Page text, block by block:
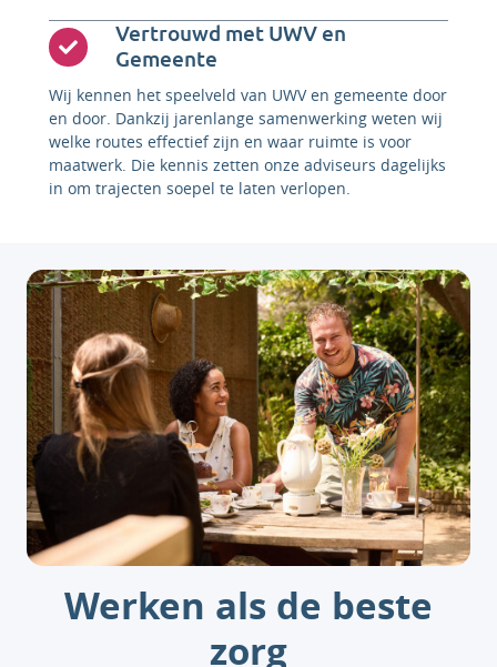
Vertrouwd met UWV en
Gemeente
Wij kennen het speelveld van UWV en gemeente door
en door. Dankzij jarenlange samenwerking weten wij
welke routes effectief zijn en waar ruimte is voor
maatwerk. Die kennis zetten onze adviseurs dagelijks
in om trajecten soepel te laten verlopen.
Werken als de beste
zorg